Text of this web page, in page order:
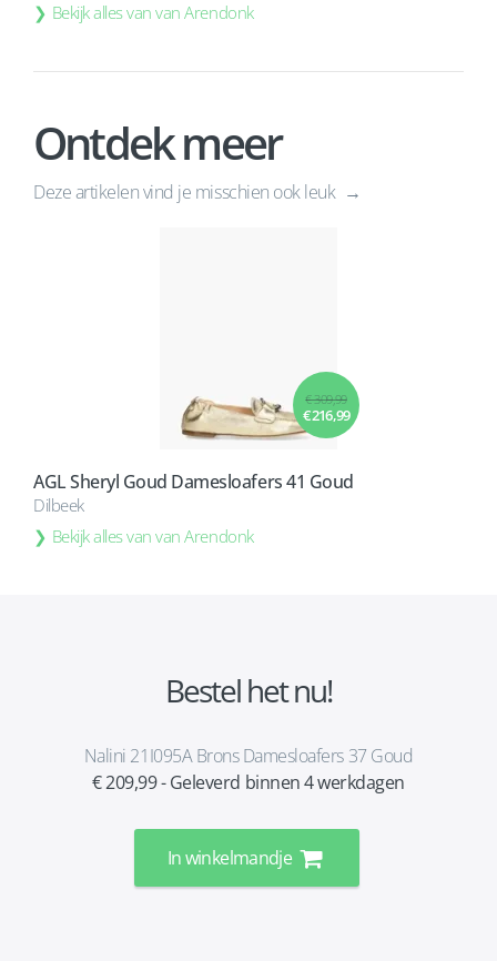
Bekijk alles van van Arendonk
€ 309,99
€ 216,99
AGL Sheryl Goud Damesloafers 41 Goud
Dilbeek
Bekijk alles van van Arendonk
Ontdek meer
Deze artikelen vind je misschien ook leuk
Bestel het nu!
Nalini 21I095A Brons Damesloafers 37 Goud
€ 209,99 - Geleverd binnen 4 werkdagen
In winkelmandje